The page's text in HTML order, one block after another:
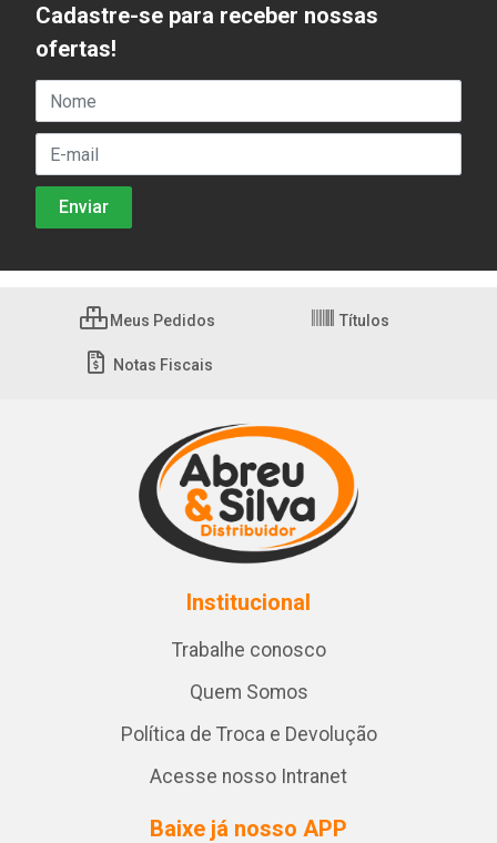
Cadastre-se para receber nossas
ofertas!
Meus Pedidos Títulos
Notas Fiscais
Institucional
Trabalhe conosco
Quem Somos
Política de Troca e Devolução
Acesse nosso Intranet
Baixe já nosso APP